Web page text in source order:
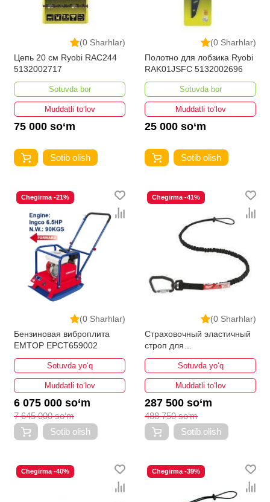
(0 Sharhlar)
Цепь 20 см Ryobi RAC244
5132002717
Sotuvda bor
Muddatli to‘lov
75 000 so‘m
Sotib olish
(0 Sharhlar)
Полотно для лобзика Ryobi
RAK01JSFC 5132002696
Sotuvda bor
Muddatli to‘lov
25 000 so‘m
Sotib olish
(0 Sharhlar)
Chegirma -21%
Бензиновая виброплита
EMTOP EPCT659002
Sotuvda yo‘q
Muddatli to‘lov
6 075 000 so‘m
7 645 000 so‘m
Sotib olish
(0 Sharhlar)
Chegirma -41%
Страховочный эластичный
строп для
электроинструмента
MILWAUKEE 6.8кг
Sotuvda yo‘q
Muddatli to‘lov
287 500 so‘m
488 750 so‘m
Sotib olish
Chegirma -40% Chegirma -39%